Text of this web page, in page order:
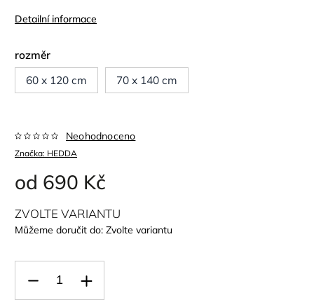
Detailní informace
rozměr
60 x 120 cm
70 x 140 cm
Značka: HEDDA
Neohodnoceno
od 690 Kč
ZVOLTE VARIANTU
Můžeme doručit do: Zvolte variantu